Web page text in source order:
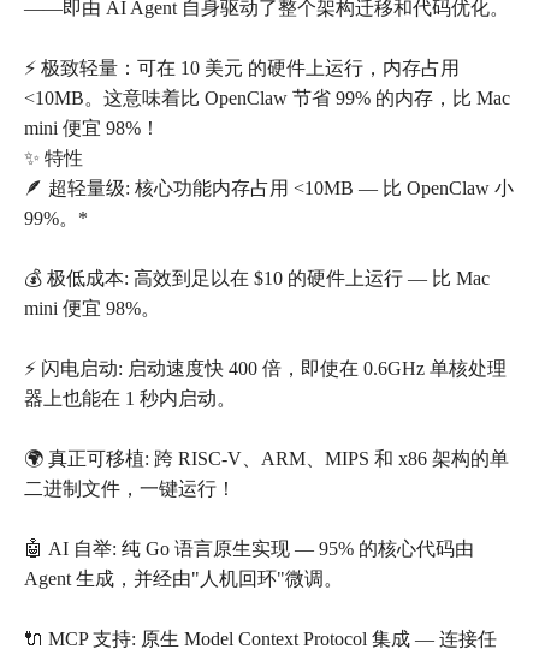
——即由 AI Agent 自身驱动了整个架构迁移和代码优化。
⚡️ 极致轻量：可在 10 美元 的硬件上运行，内存占用
<10MB。这意味着比 OpenClaw 节省 99% 的内存，比 Mac
mini 便宜 98%！
✨ 特性
🪶 超轻量级: 核心功能内存占用 <10MB — 比 OpenClaw 小
99%。*
💰 极低成本: 高效到足以在 $10 的硬件上运行 — 比 Mac
mini 便宜 98%。
⚡️ 闪电启动: 启动速度快 400 倍，即使在 0.6GHz 单核处理
器上也能在 1 秒内启动。
🌍 真正可移植: 跨 RISC-V、ARM、MIPS 和 x86 架构的单
二进制文件，一键运行！
🤖 AI 自举: 纯 Go 语言原生实现 — 95% 的核心代码由
Agent 生成，并经由"人机回环"微调。
🔌 MCP 支持: 原生 Model Context Protocol 集成 — 连接任